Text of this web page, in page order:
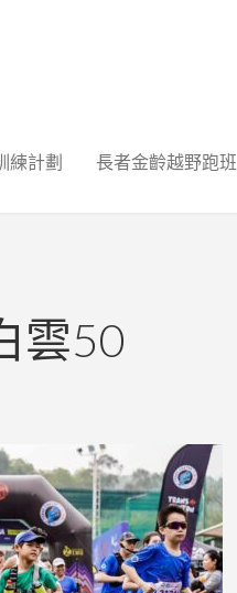
練計劃 長者金齡越野跑班
雲50